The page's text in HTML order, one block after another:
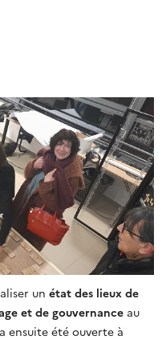
un état des lieux de
et de gouvernance au
ensuite été ouverte à